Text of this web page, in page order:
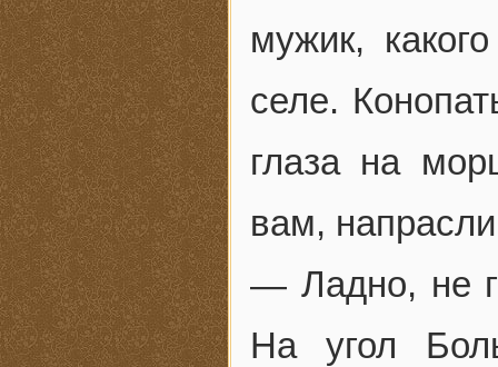
мужик,
селе.
глаза на
вам,
— Ладно, не
На угол